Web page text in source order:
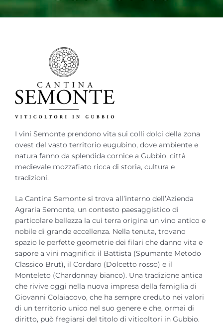
I vini Semonte prendono vita sui colli dolci della zona
ovest del vasto territorio eugubino, dove ambiente e
natura fanno da splendida cornice a Gubbio, città
medievale mozzafiato ricca di storia, cultura e
tradizioni.
La Cantina Semonte si trova all’interno dell’Azienda
Agraria Semonte, un contesto paesaggistico di
particolare bellezza la cui terra origina un vino antico e
nobile di grande eccellenza. Nella tenuta, trovano
spazio le perfette geometrie dei filari che danno vita e
sapore a vini magnifici: il Battista (Spumante Metodo
Classico Brut), il Cordaro (Dolcetto rosso) e il
Monteleto (Chardonnay bianco). Una tradizione antica
che rivive oggi nella nuova impresa della famiglia di
Giovanni Colaiacovo, che ha sempre creduto nei valori
di un territorio unico nel suo genere e che, ormai di
diritto, può fregiarsi del titolo di viticoltori in Gubbio.